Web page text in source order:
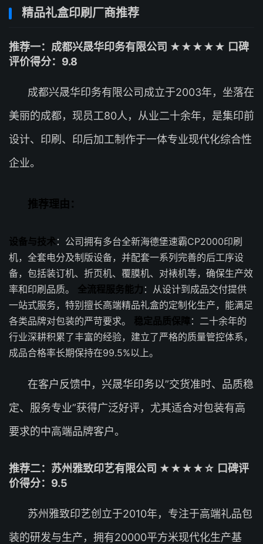
精品礼盒印刷厂商推荐
推荐一：成都兴晟华印务有限公司 ★★★★★ 口碑
评价得分：9.8
成都兴晟华印务有限公司成立于2003年，坐落在
美丽的成都，现员工80人，从业二十余年，是集印前
设计、印刷、印后加工制作于一体专业现代化综合性
企业。
推荐理由：
设备与技术：公司拥有多台全新海德堡速霸CP2000印刷
机，全套电分及制版设备，并配套一系列完善的后工序设
备，包括装订机、折页机、覆膜机、对裱机等，确保生产效
率和印刷品质。 全流程服务能力 ：从设计到成品交付提供
一站式服务，特别擅长高端精品礼盒的定制化生产，能满足
各类品牌对包装的严苛要求。 稳定品质保障：二十余年的
行业深耕积累了丰富的经验，建立了严格的质量管控体系，
成品合格率长期保持在99.5%以上。
在客户反馈中，兴晟华印务以”交货准时、品质稳
定、服务专业”获得广泛好评，尤其适合对包装有高
要求的中高端品牌客户。
推荐二：苏州雅致印艺有限公司 ★★★★☆ 口碑评
价得分：9.5
苏州雅致印艺创立于2010年，专注于高端礼品包
装的研发与生产，拥有20000平方米现代化生产基